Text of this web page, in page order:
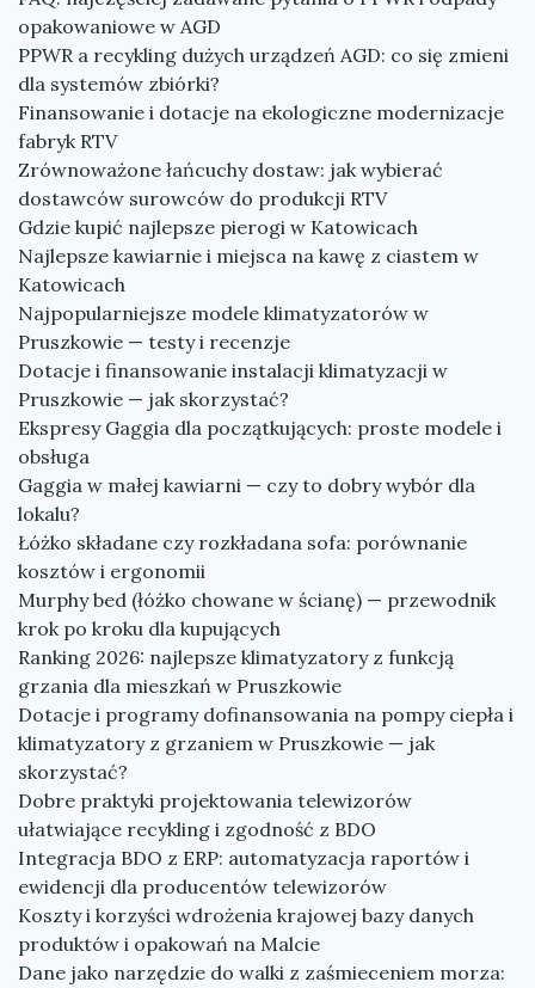
opakowaniowe w AGD
PPWR a recykling dużych urządzeń AGD: co się zmieni
dla systemów zbiórki?
Finansowanie i dotacje na ekologiczne modernizacje
fabryk RTV
Zrównoważone łańcuchy dostaw: jak wybierać
dostawców surowców do produkcji RTV
Gdzie kupić najlepsze pierogi w Katowicach
Najlepsze kawiarnie i miejsca na kawę z ciastem w
Katowicach
Najpopularniejsze modele klimatyzatorów w
Pruszkowie — testy i recenzje
Dotacje i finansowanie instalacji klimatyzacji w
Pruszkowie — jak skorzystać?
Ekspresy Gaggia dla początkujących: proste modele i
obsługa
Gaggia w małej kawiarni — czy to dobry wybór dla
lokalu?
Łóżko składane czy rozkładana sofa: porównanie
kosztów i ergonomii
Murphy bed (łóżko chowane w ścianę) — przewodnik
krok po kroku dla kupujących
Ranking 2026: najlepsze klimatyzatory z funkcją
grzania dla mieszkań w Pruszkowie
Dotacje i programy dofinansowania na pompy ciepła i
klimatyzatory z grzaniem w Pruszkowie — jak
skorzystać?
Dobre praktyki projektowania telewizorów
ułatwiające recykling i zgodność z BDO
Integracja BDO z ERP: automatyzacja raportów i
ewidencji dla producentów telewizorów
Koszty i korzyści wdrożenia krajowej bazy danych
produktów i opakowań na Malcie
Dane jako narzędzie do walki z zaśmieceniem morza: